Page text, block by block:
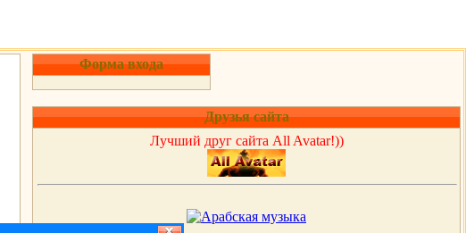
Форма входа
Друзья сайта
Лучший друг сайта All Avatar!))